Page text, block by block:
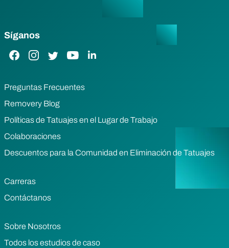
Síganos
Enlace de Facebook
Enlace de Instagram
Enlace de Twitter
Enlace de YouTube
Enlace de LinkedIn
Preguntas Frecuentes
Removery Blog
Políticas de Tatuajes en el Lugar de Trabajo
Colaboraciones
Descuentos para la Comunidad en Eliminación de Tatuajes
Carreras
Contáctanos
Sobre Nosotros
Todos los estudios de caso